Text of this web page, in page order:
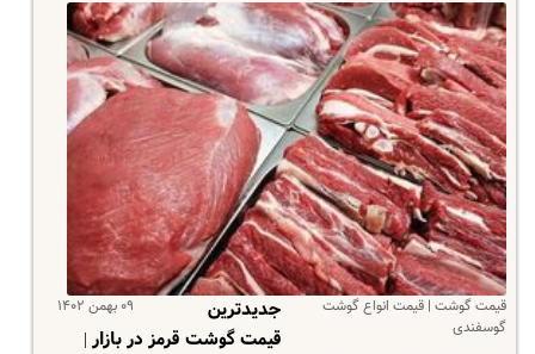
قیمت گوشت | قیمت انواع گوشت
گوسفندی
۰۹ بهمن ۱۴۰۲
جدیدترین
قیمت گوشت قرمز در بازار |